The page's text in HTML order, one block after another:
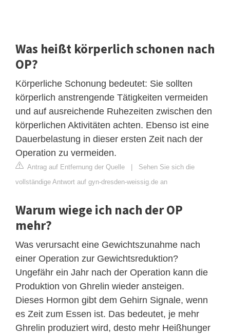
Was heißt körperlich schonen nach
OP?
Körperliche Schonung bedeutet: Sie sollten
körperlich anstrengende Tätigkeiten vermeiden
und auf ausreichende Ruhezeiten zwischen den
körperlichen Aktivitäten achten. Ebenso ist eine
Dauerbelastung in dieser ersten Zeit nach der
Operation zu vermeiden.
Antrag auf Entfernung der Quelle | Sehen Sie sich die
vollständige Antwort auf gyn-dresden-weissig.de an
Warum wiege ich nach der OP
mehr?
Was verursacht eine Gewichtszunahme nach
einer Operation zur Gewichtsreduktion?
Ungefähr ein Jahr nach der Operation kann die
Produktion von Ghrelin wieder ansteigen.
Dieses Hormon gibt dem Gehirn Signale, wenn
es Zeit zum Essen ist. Das bedeutet, je mehr
Ghrelin produziert wird, desto mehr Heißhunger